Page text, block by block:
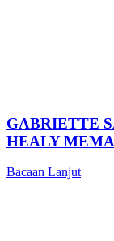
GABRIETTE
HEALY
Bacaan Lanjut